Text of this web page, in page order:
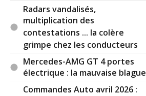
Radars vandalisés,
multiplication des
contestations ... la colère
grimpe chez les conducteurs
Mercedes-AMG GT 4 portes
électrique : la mauvaise blague
Commandes Auto avril 2026 :